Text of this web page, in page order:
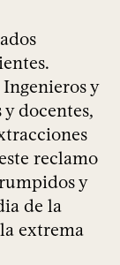
y
docentes,
reclamo
y
de la
extrema